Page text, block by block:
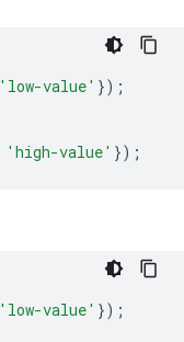
'low-value' });
'high-value' });
'low-value' });